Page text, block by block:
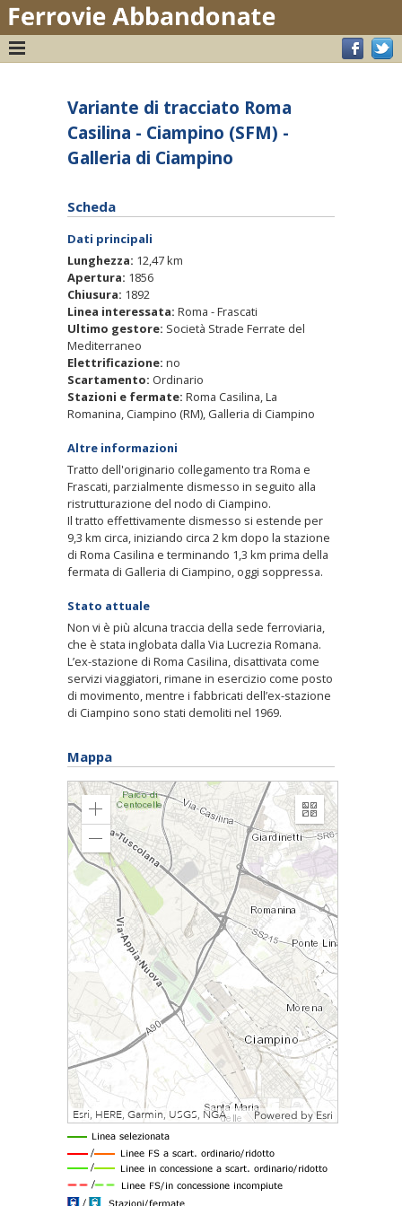
Variante di tracciato Roma
Casilina - Ciampino (SFM) -
Galleria di Ciampino
Scheda
Dati principali
Lunghezza: 12,47 km
Apertura: 1856
Chiusura: 1892
Linea interessata: Roma - Frascati
Ultimo gestore: Società Strade Ferrate del
Mediterraneo
Elettrificazione: no
Scartamento: Ordinario
Stazioni e fermate: Roma Casilina, La
Romanina, Ciampino (RM), Galleria di Ciampino
Altre informazioni
Tratto dell'originario collegamento tra Roma e
Frascati, parzialmente dismesso in seguito alla
ristrutturazione del nodo di Ciampino.
Il tratto effettivamente dismesso si estende per
9,3 km circa, iniziando circa 2 km dopo la stazione
di Roma Casilina e terminando 1,3 km prima della
fermata di Galleria di Ciampino, oggi soppressa.
Stato attuale
Non vi è più alcuna traccia della sede ferroviaria,
che è stata inglobata dalla Via Lucrezia Romana.
L’ex-stazione di Roma Casilina, disattivata come
servizi viaggiatori, rimane in esercizio come posto
di movimento, mentre i fabbricati dell’ex-stazione
di Ciampino sono stati demoliti nel 1969.
Mappa